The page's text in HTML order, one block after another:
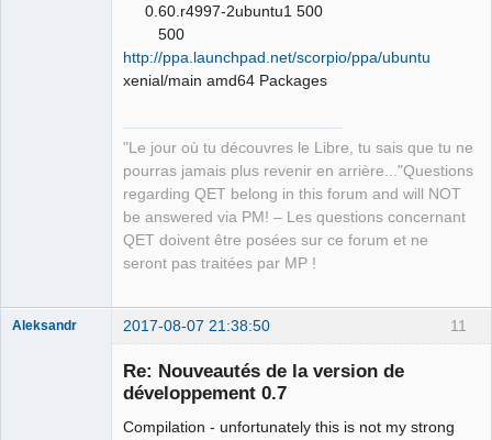
0.60.r4997-2ubuntu1 500
500
http://ppa.launchpad.net/scorpio/ppa/ubuntu
xenial/main amd64 Packages
"Le jour où tu découvres le Libre, tu sais que tu ne
pourras jamais plus revenir en arrière..."Questions
regarding QET belong in this forum and will NOT
be answered via PM! – Les questions concernant
QET doivent être posées sur ce forum et ne
seront pas traitées par MP !
11
Aleksandr 2017-08-07 21:38:50
Re: Nouveautés de la version de
développement 0.7
Compilation - unfortunately this is not my strong